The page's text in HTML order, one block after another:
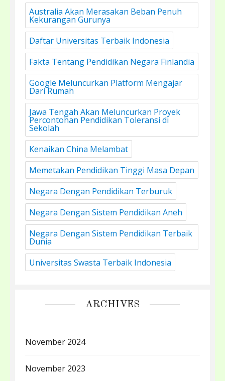
Australia Akan Merasakan Beban Penuh
Kekurangan Gurunya
Daftar Universitas Terbaik Indonesia
Fakta Tentang Pendidikan Negara Finlandia
Google Meluncurkan Platform Mengajar
Dari Rumah
Jawa Tengah Akan Meluncurkan Proyek
Percontohan Pendidikan Toleransi di
Sekolah
Kenaikan China Melambat
Memetakan Pendidikan Tinggi Masa Depan
Negara Dengan Pendidikan Terburuk
Negara Dengan Sistem Pendidikan Aneh
Negara Dengan Sistem Pendidikan Terbaik
Dunia
Universitas Swasta Terbaik Indonesia
ARCHIVES
November 2024
November 2023